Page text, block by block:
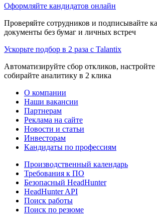
Оформляйте кандидатов онлайн
Проверяйте сотрудников и подписывайте
документы без бумаг и личных встреч
Ускорьте подбор в 2 раза с Talantix
Автоматизируйте сбор откликов, настройте
собирайте аналитику в 2 клика
О компании
Наши вакансии
Партнерам
Реклама на сайте
Новости и статьи
Инвесторам
Кандидаты по профессиям
Производственный календарь
Требования к ПО
Безопасный HeadHunter
HeadHunter API
Поиск работы
Поиск по резюме